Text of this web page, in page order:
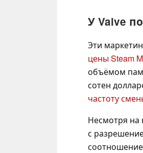
У Valve
Эти
цены Steam
объёмом
сотен
частоту
Несмотря на
с